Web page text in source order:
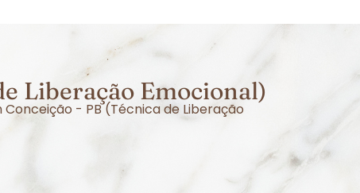
Liberação Emocional)
- PB (Técnica de Liberação